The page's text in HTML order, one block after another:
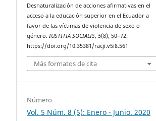
Desnaturalización de acciones afirmativas en el
acceso a la educación superior en el Ecuador a
favor de las víctimas de violencia de sexo o
género.IUSTITIA SOCIALIS,5(8), 50–72.
https://doi.org/10.35381/racji.v5i8.561
Más formatos de cita
Número
Vol. 5 Núm. 8 (5): Enero - Junio. 2020